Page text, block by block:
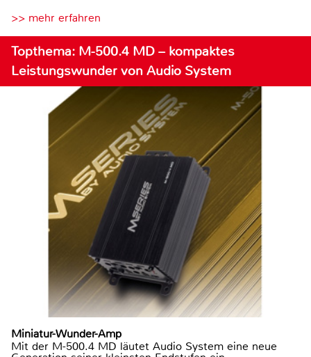
>> mehr erfahren
Topthema: M-500.4 MD – kompaktes
Leistungswunder von Audio System
Miniatur-Wunder-Amp
Mit der M-500.4 MD läutet Audio System eine neue